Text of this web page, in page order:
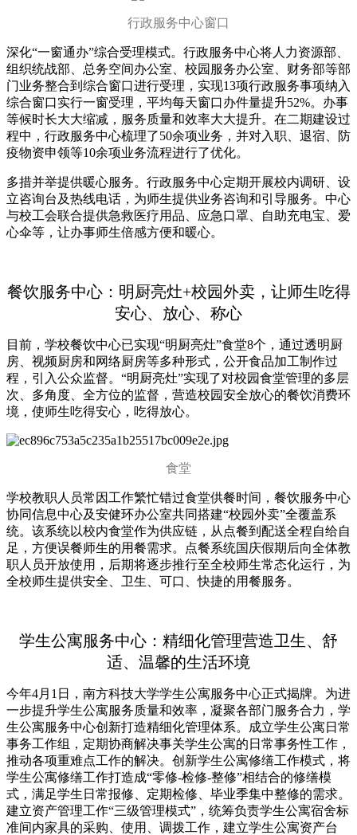
行政服务中心窗口
深化“一窗通办”综合受理模式。行政服务中心将人力资源部、
组织统战部、总务空间办公室、校园服务办公室、财务部等部
门业务整合到综合窗口进行受理，实现13项行政服务事项纳入
综合窗口实行一窗受理，平均每天窗口办件量提升52%。办事
等候时长大大缩减，服务质量和效率大大提升。在二期建设过
程中，行政服务中心梳理了50余项业务，并对入职、退宿、防
疫物资申领等10余项业务流程进行了优化。
多措并举提供暖心服务。行政服务中心定期开展校内调研、设
立咨询台及热线电话，为师生提供业务咨询和引导服务。中心
与校工会联合提供急救医疗用品、应急口罩、自助充电宝、爱
心伞等，让办事师生倍感方便和暖心。
餐饮服务中心： 明厨亮灶+校园外卖，让师生吃得
安心、放心、称心
目前，学校餐饮中心已实现“明厨亮灶”食堂8个，通过透明厨
房、视频厨房和网络厨房等多种形式，公开食品加工制作过
程，引入公众监督。“明厨亮灶”实现了对校园食堂管理的多层
次、多角度、全方位的监督，营造校园安全放心的餐饮消费环
境，使师生吃得安心，吃得放心。
食堂
学校教职人员常因工作繁忙错过食堂供餐时间，餐饮服务中心
协同信息中心及安健环办公室共同搭建“校园外卖”全覆盖系
统。该系统以校内食堂作为供应链，从点餐到配送全程自给自
足，方便误餐师生的用餐需求。点餐系统国庆假期后向全体教
职人员开放使用，后期将逐步推行至全校师生常态化运行，为
全校师生提供安全、卫生、可口、快捷的用餐服务。
学生公寓服务中心： 精细化管理营造卫生、舒
适、温馨的生活环境
今年4月1日，南方科技大学学生公寓服务中心正式揭牌。为进
一步提升学生公寓服务质量和效率，凝聚各部门服务合力，学
生公寓服务中心创新打造精细化管理体系。成立学生公寓日常
事务工作组，定期协商解决事关学生公寓的日常事务性工作，
推动各项重难点工作的解决。创新学生公寓修缮工作模式，将
学生公寓修缮工作打造成“零修-检修-整修”相结合的修缮模
式，满足学生日常报修、定期检修、毕业季集中整修的需求。
建立资产管理工作“三级管理模式”，统筹负责学生公寓宿舍标
准间内家具的采购、使用、调拨工作，建立学生公寓资产台